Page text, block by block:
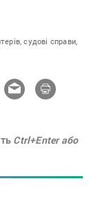
судові справи,
Ctrl+Enter або